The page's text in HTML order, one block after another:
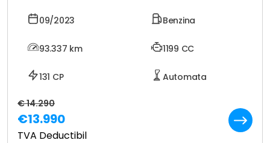
09/2023 Benzina
93.337 km 1199 CC
131 CP Automata
€ 14.290
€13.990
TVA Deductibil